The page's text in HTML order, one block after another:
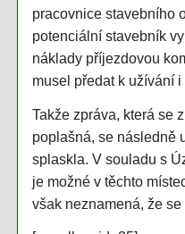
pracovnice stavebního
potenciální stavebník
náklady příjezdovou
musel předat k užívání
Takže zpráva, která se
poplašná, se následně
splaskla. V souladu s
je možné v těchto
však neznamená, že